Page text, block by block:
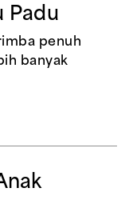
Padu
penuh
banyak